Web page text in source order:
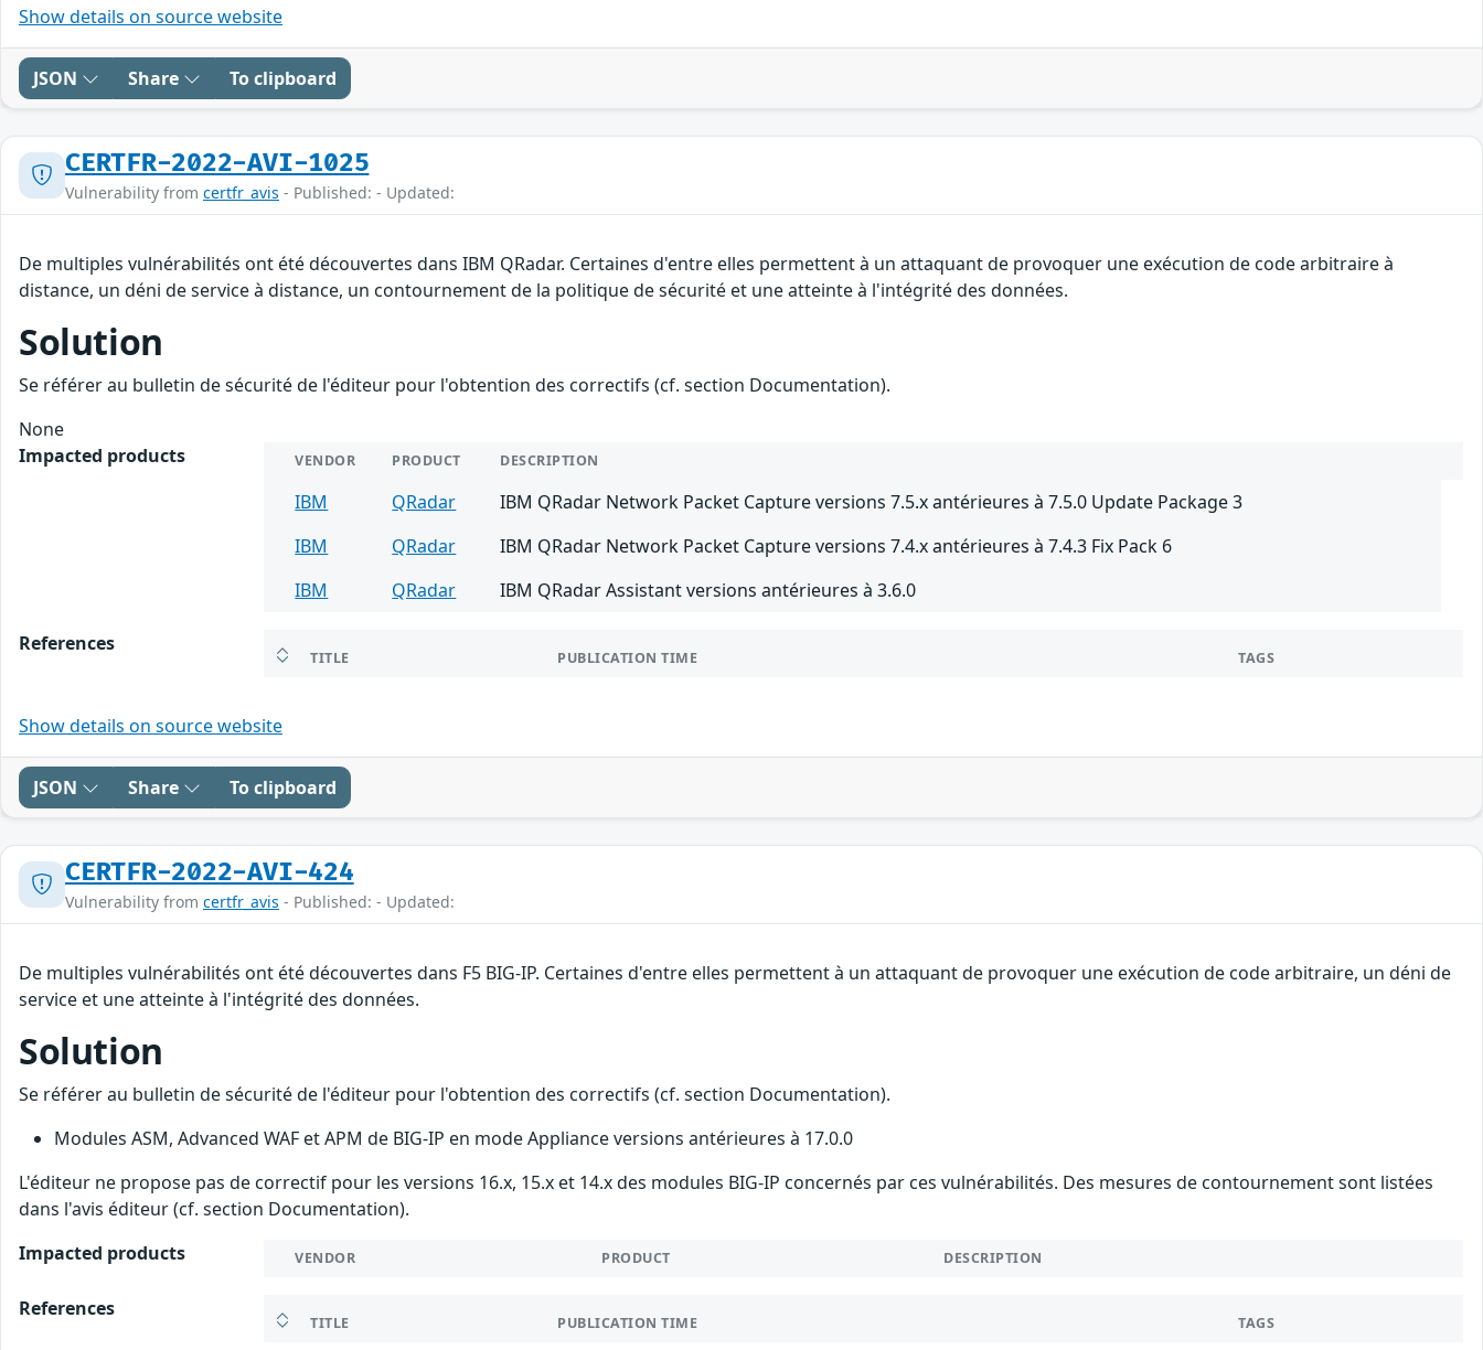
Show details on source website
JSON Share To clipboard
CERTFR-2022-AVI-1025
Vulnerability from certfr_avis - Published: - Updated:
De multiples vulnérabilités ont été découvertes dans IBM QRadar. Certaines d'entre elles permettent à un attaquant de provoquer une exécution de code arbitraire à
distance, un déni de service à distance, un contournement de la politique de sécurité et une atteinte à l'intégrité des données.
Solution
Se référer au bulletin de sécurité de l'éditeur pour l'obtention des correctifs (cf. section Documentation).
None
Impacted products
VENDOR PRODUCT DESCRIPTION
IBM QRadar
IBM QRadar Network Packet Capture versions 7.5.x antérieures à 7.5.0 Update Package 3
IBM
QRadar
IBM QRadar Network Packet Capture versions 7.4.x antérieures à 7.4.3 Fix Pack 6
IBM
QRadar IBM QRadar Assistant versions antérieures à 3.6.0
References
TITLE PUBLICATION TIME TAGS
Show details on source website
JSON Share To clipboard
CERTFR-2022-AVI-424
Vulnerability from certfr_avis - Published: - Updated:
De multiples vulnérabilités ont été découvertes dans F5 BIG-IP. Certaines d'entre elles permettent à un attaquant de provoquer une exécution de code arbitraire, un déni de
service et une atteinte à l'intégrité des données.
Solution
Se référer au bulletin de sécurité de l'éditeur pour l'obtention des correctifs (cf. section Documentation).
Modules ASM, Advanced WAF et APM de BIG-IP en mode Appliance versions antérieures à 17.0.0
L'éditeur ne propose pas de correctif pour les versions 16.x, 15.x et 14.x des modules BIG-IP concernés par ces vulnérabilités. Des mesures de contournement sont listées
dans l'avis éditeur (cf. section Documentation).
Impacted products
VENDOR PRODUCT DESCRIPTION
References
TITLE PUBLICATION TIME TAGS